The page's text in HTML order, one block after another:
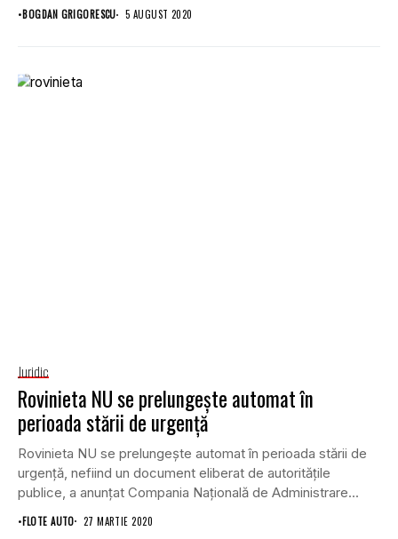
•BOGDAN GRIGORESCU 5 AUGUST 2020
Juridic
Rovinieta NU se prelungeşte automat în
perioada stării de urgenţă
Rovinieta NU se prelungeşte automat în perioada stării de
urgenţă, nefiind un document eliberat de autorităţile
publice, a anunţat Compania Naţională de Administrare...
•FLOTE AUTO 27 MARTIE 2020